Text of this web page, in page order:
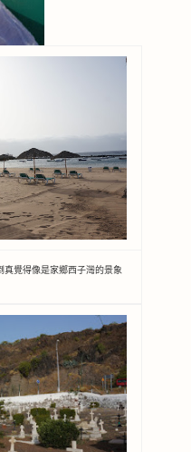
覺得像是家鄉西子灣的景象